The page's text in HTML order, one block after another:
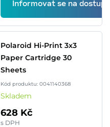
Informovat se na
Polaroid Hi-Print 3x3
Paper Cartridge 30
Sheets
Kód produktu: 0041140368
Skladem
628 Kč
s DPH